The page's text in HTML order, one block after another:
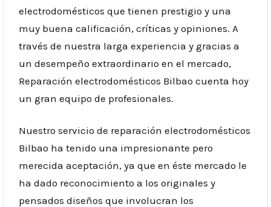
electrodomésticos que tienen prestigio y una
muy buena calificación, críticas y opiniones. A
través de nuestra larga experiencia y gracias a
un desempeño extraordinario en el mercado,
Reparación electrodomésticos Bilbao cuenta hoy
un gran equipo de profesionales.
Nuestro servicio de reparación electrodomésticos
Bilbao ha tenido una impresionante pero
merecida aceptación, ya que en éste mercado le
ha dado reconocimiento a los originales y
pensados diseños que involucran los